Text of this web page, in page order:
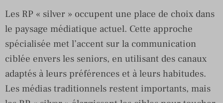
Les RP « silver » occupent une place de choix dans
le paysage médiatique actuel. Cette approche
spécialisée met l’accent sur la communication
ciblée envers les seniors, en utilisant des canaux
adaptés à leurs préférences et à leurs habitudes.
Les médias traditionnels restent importants, mais